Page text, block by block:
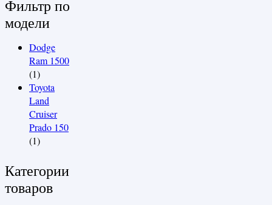
Фильтр по
модели
Dodge
Ram 1500
(1)
Toyota
Land
Cruiser
Prado 150
(1)
Категории
товаров